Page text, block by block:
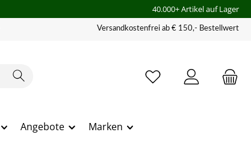
40.000+ Artikel auf Lager
Versandkostenfrei ab € 150,- Bestellwert
Angebote Marken